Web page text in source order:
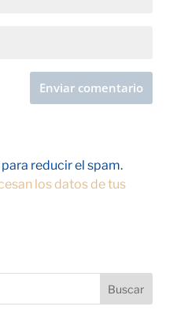
reducir el spam.
los datos de tus